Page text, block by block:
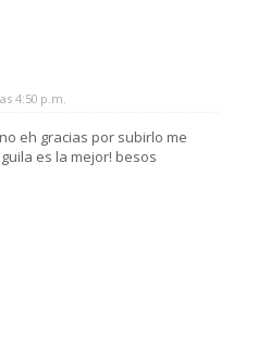
4:50 p.m.
eh gracias por subirlo me
es la mejor! besos